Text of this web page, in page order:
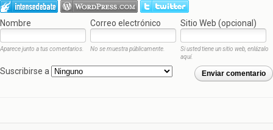
Nombre Correo electrónico Sitio Web (opcional)
Aparece junto a tus comentarios. No se muestra públicamente.
Si usted tiene un sitio web, enlázalo
aquí.
Enviar comentario
Suscribirse a